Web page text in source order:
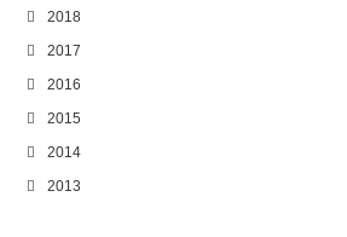
2018
2017
2016
2015
2014
2013